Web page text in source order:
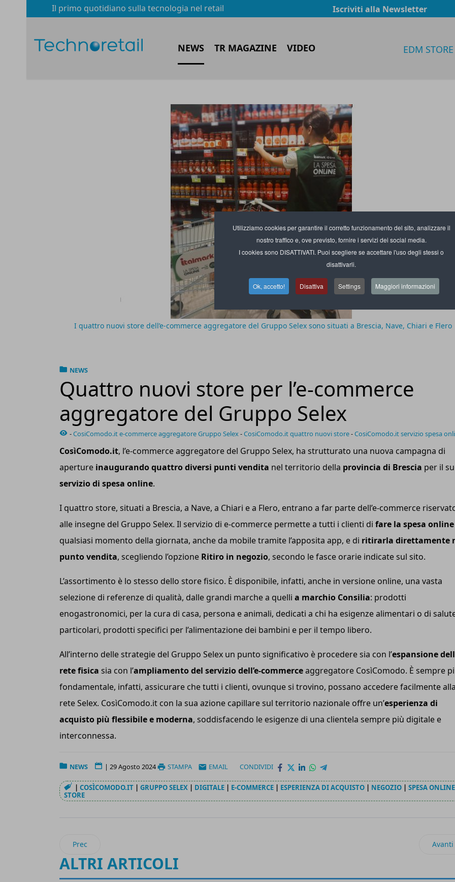
Utilizziamo cookies per garantire il corretto funzionamento del sito, analizzare il
nostro traffico e, ove previsto, fornire i servizi dei social media.
I cookies sono DISATTIVATI. Puoi scegliere se accettare l'uso degli stessi o
disattivarli.
Ok, accetto! Disattiva Settings Maggiori informazioni
Il primo quotidiano sulla tecnologia nel retail Iscriviti alla Newsletter
NEWS TR MAGAZINE VIDEO EDM STORE
I quattro nuovi store dell’e-commerce aggregatore del Gruppo Selex sono situati a Brescia, Nave, Chiari e Flero
NEWS
Quattro nuovi store per l’e-commerce
aggregatore del Gruppo Selex
-CosiComodo.it e-commerce aggregatore Gruppo Selex-CosiComodo.it quattro nuovi store-CosiComodo.it servizio spesa
CosìComodo.it, l’e-commerce aggregatore del Gruppo Selex, ha strutturato una nuova campagna di
aperture inaugurando quattro diversi punti vendita nel territorio della provincia di Brescia per il
servizio di spesa online.
I quattro store, situati a Brescia, a Nave, a Chiari e a Flero, entrano a far parte dell’e-commerce
alle insegne del Gruppo Selex. Il servizio di e-commerce permette a tutti i clienti di fare la spesa online
qualsiasi momento della giornata, anche da mobile tramite l’apposita app, e di ritirarla direttamente
punto vendita, scegliendo l’opzione Ritiro in negozio, secondo le fasce orarie indicate sul sito.
L’assortimento è lo stesso dello store fisico. È disponibile, infatti, anche in versione online, una vasta
selezione di referenze di qualità, dalle grandi marche a quelli a marchio Consilia: prodotti
enogastronomici, per la cura di casa, persona e animali, dedicati a chi ha esigenze alimentari o di
particolari, prodotti specifici per l’alimentazione dei bambini e per il tempo libero.
All’interno delle strategie del Gruppo Selex un punto significativo è procedere sia con l’espansione
rete fisica sia con l’ampliamento del servizio dell’e-commerceaggregatore CosìComodo. È sempre
fondamentale, infatti, assicurare che tutti i clienti, ovunque si trovino, possano accedere facilmente
rete Selex. CosìComodo.it con la sua azione capillare sul territorio nazionale offre un’esperienza di
acquisto più flessibile e moderna, soddisfacendo le esigenze di una clientela sempre più digitale e
interconnessa.
NEWS | 29 Agosto 2024 STAMPA EMAIL CONDIVIDI
| COSÌCOMODO.IT | GRUPPO SELEX | DIGITALE | E-COMMERCE | ESPERIENZA DI ACQUISTO | NEGOZIO | SPESA ONLINE
STORE
Articolo precedente: Vertiv: nuova soluzione per data center modulari prefabbricati
Prec Avanti
ALTRI ARTICOLI